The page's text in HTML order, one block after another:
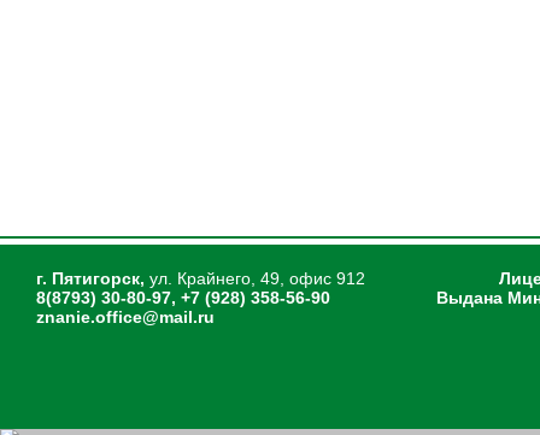
г. Пятигорск, ул. Крайнего, 49, офис 912
8(8793) 30-80-97, +7 (928) 358-56-90
znanie.office@mail.ru
Выдана